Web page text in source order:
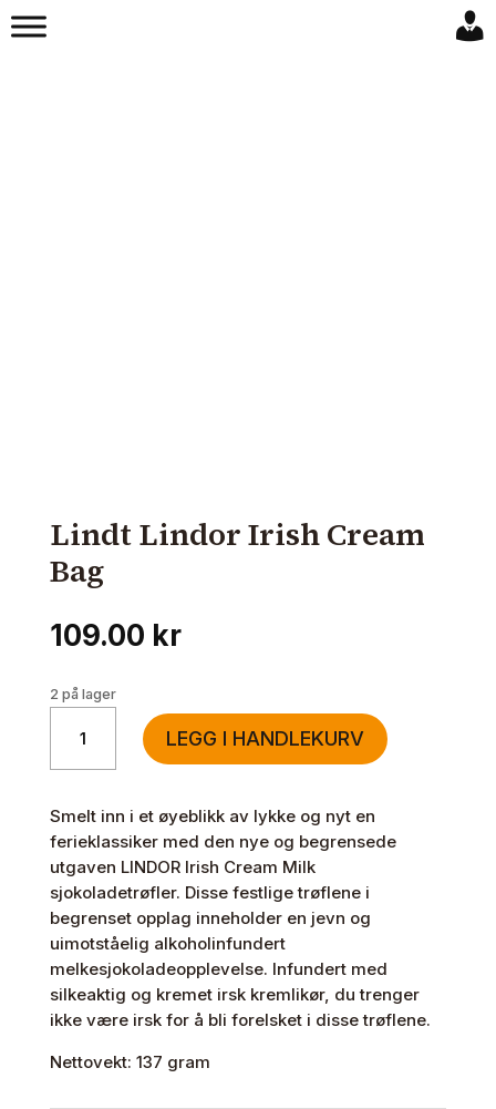
Lindt Lindor Irish Cream
Bag
109.00 kr
2 på lager
Lindor
Irish
Bag
antall
LEGG I HANDLEKURV
Smelt inn i et øyeblikk av lykke og nyt en
ferieklassiker med den nye og begrensede
utgaven LINDOR Irish Cream Milk
sjokoladetrøfler. Disse festlige trøflene i
begrenset opplag inneholder en jevn og
uimotståelig alkoholinfundert
melkesjokoladeopplevelse. Infundert med
silkeaktig og kremet irsk kremlikør, du trenger
ikke være irsk for å bli forelsket i disse trøflene.
Nettovekt: 137 gram